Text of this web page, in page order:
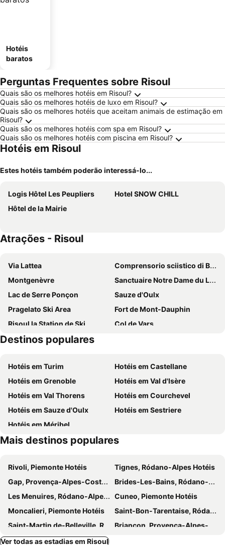
Hotéis
baratos
Perguntas Frequentes sobre Risoul
Quais são os melhores hotéis em Risoul?
Quais são os melhores hotéis de luxo em Risoul?
Quais são os melhores hotéis que aceitam animais de estimação em
Risoul?
Quais são os melhores hotéis com spa em Risoul?
Quais são os melhores hotéis com piscina em Risoul?
Hotéis em Risoul
Estes hotéis também poderão interessá-lo...
Logis Hôtel Les Peupliers
Hotel SNOW CHILL
Hôtel de la Mairie
Atrações - Risoul
Via Lattea
Comprensorio sciistico di Bardonecchia
Montgenèvre
Sanctuaire Notre Dame du Laus
Lac de Serre Ponçon
Sauze d'Oulx
Pragelato Ski Area
Fort de Mont-Dauphin
Risoul la Station de Ski
Col de Vars
Visite de la ville
L'église
Station de ski - Puy-Saint-Vincent
Monviso Ski
Carton Rapid Race
Lungolago
Complexe de loisirs et de détente de La Grande Ourse
Le Domaine de Charance
La cité Vauban
Destinos populares
Hotéis em Turim
Hotéis em Castellane
Hotéis em Grenoble
Hotéis em Val d'Isère
Hotéis em Val Thorens
Hotéis em Courchevel
Hotéis em Sauze d'Oulx
Hotéis em Sestriere
Hotéis em Méribel
Mais destinos populares
Rivoli, Piemonte Hotéis
Tignes, Ródano-Alpes Hotéis
Gap, Provença-Alpes-Costa Azul Hotéis
Brides-Les-Bains, Ródano-Alpes Hotéis
Les Menuires, Ródano-Alpes Hotéis
Cuneo, Piemonte Hotéis
Moncalieri, Piemonte Hotéis
Saint-Bon-Tarentaise, Ródano-Alpes Hotéis
Saint-Martin de-Belleville, Ródano-Alpes Hotéis
Briançon, Provença-Alpes-Costa Azul Hotéis
Borgaro Torinese, Piemonte Hotéis
Ver todas as estadias em Risoul